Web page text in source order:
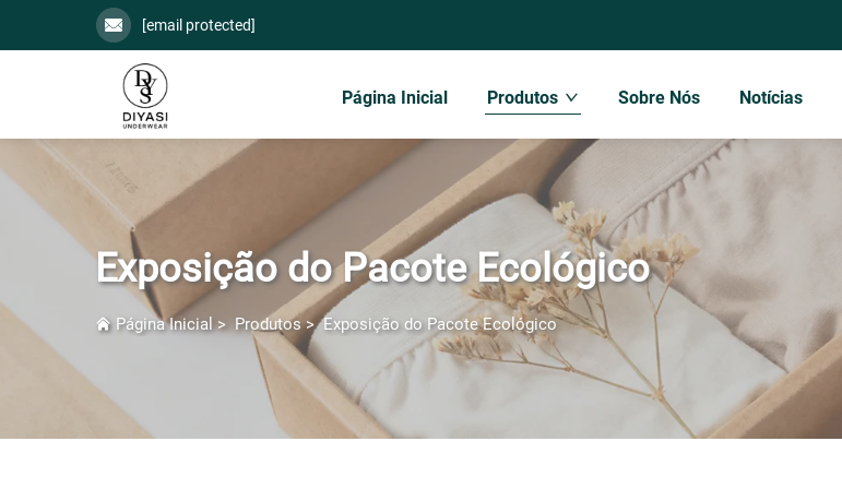
[email protected]
Página Inicial Produtos Sobre Nós Notícias
Exposição do Pacote Ecológico
Página Inicial >Produtos>Exposição do Pacote Ecológico